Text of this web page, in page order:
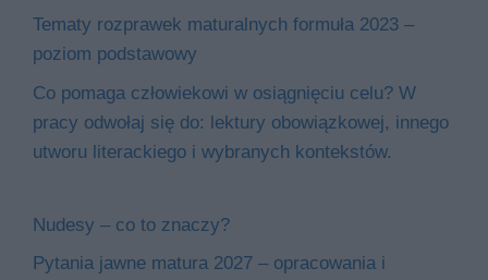
Tematy rozprawek maturalnych formuła 2023 –
poziom podstawowy
Co pomaga człowiekowi w osiągnięciu celu? W
pracy odwołaj się do: lektury obowiązkowej, innego
utworu literackiego i wybranych kontekstów.
Nudesy – co to znaczy?
Pytania jawne matura 2027 – opracowania i